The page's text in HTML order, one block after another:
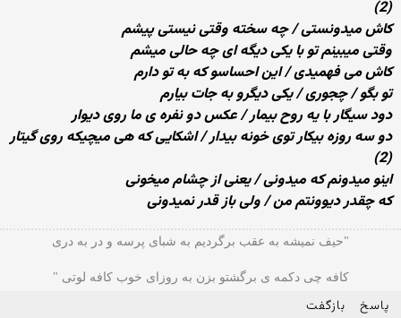
(2)
کاش میدونستی / چه سخته وقتی نیستی پیشم
وقتی میبینم تو با یکی دیگه ای چه حالی میشم
کاش می فهمیدی / این احساسو که به تو دارم
تو بگو / چجوری / یکی دیگرو به جات بیارم
دود سیگار با یه روح بیمار / عکس دو نفره ی ما روی دیوار
دو سه روزه بیکار توی خونه بیدار / اشکایی که هی میچیکه روی گیتار
(2)
اینو میدونم که میدونی / یعنی از چشام میخونی
که چقدر دیوونتم من / ولی باز قدر نمیدونی
"حیف نمیشه به عقب برگردیم به شبای پرسه و در به دری
کافه چی دکمه ی برگشتو بزن به روزای خوب کافه لوتی "
پاسخ بازگفت